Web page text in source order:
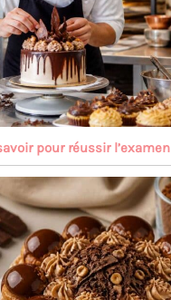
pour réussir l’examen